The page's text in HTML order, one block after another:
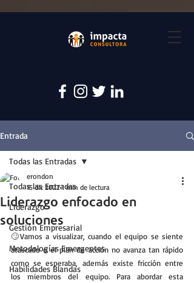
Entrada
Todas las Entradas
Liderazgo
Gestión Empresarial
Metodologías Emergentes
Habilidades Blandas
Todas las Entradas
Liderazgo enfocado en
soluciones
erondon
15 dic 2022 1 min de lectura
🙄Vamos a visualizar, cuando el equipo se siente
atascado o el plan de acción no avanza tan rápido
como se esperaba, además existe fricción entre
los miembros del equipo. Para abordar esta